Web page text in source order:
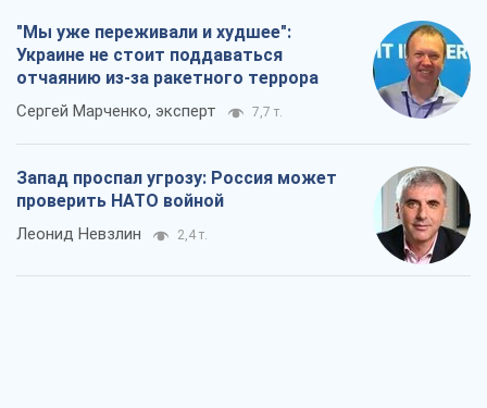
"Мы уже переживали и худшее":
Украине не стоит поддаваться
отчаянию из-за ракетного террора
Сергей Марченко, эксперт 7,7 т.
Запад проспал угрозу: Россия может
проверить НАТО войной
Леонид Невзлин 2,4 т.